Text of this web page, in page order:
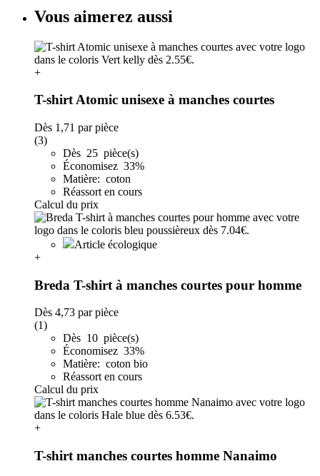
Vous aimerez aussi
+
T-shirt Atomic unisexe à manches courtes
Dès 1,71 par pièce
(3)
Dès 25 pièce(s)
Économisez 33%
Matière: coton
Réassort en cours
Calcul du prix
Article écologique
+
Breda T-shirt à manches courtes pour homme
Dès 4,73 par pièce
(1)
Dès 10 pièce(s)
Économisez 33%
Matière: coton bio
Réassort en cours
Calcul du prix
+
T-shirt manches courtes homme Nanaimo